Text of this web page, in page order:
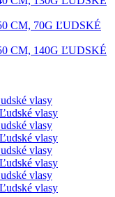
CM, 70G ĽUDSKÉ
CM, 140G ĽUDSKÉ
vlasy
vlasy
vlasy
vlasy
vlasy
vlasy
vlasy
vlasy